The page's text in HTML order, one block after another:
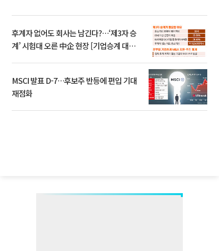
후계자 없어도 회사는 남긴다?…‘제3자 승
계’ 시험대 오른 中企 현장 [기업승계 대전
MSCI 발표 D-7…후보주 반등에 편입 기대
재점화